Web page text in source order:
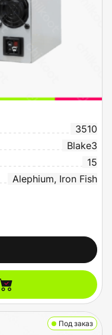
3510
Blake3
15
Alephium, Iron Fish
Под заказ